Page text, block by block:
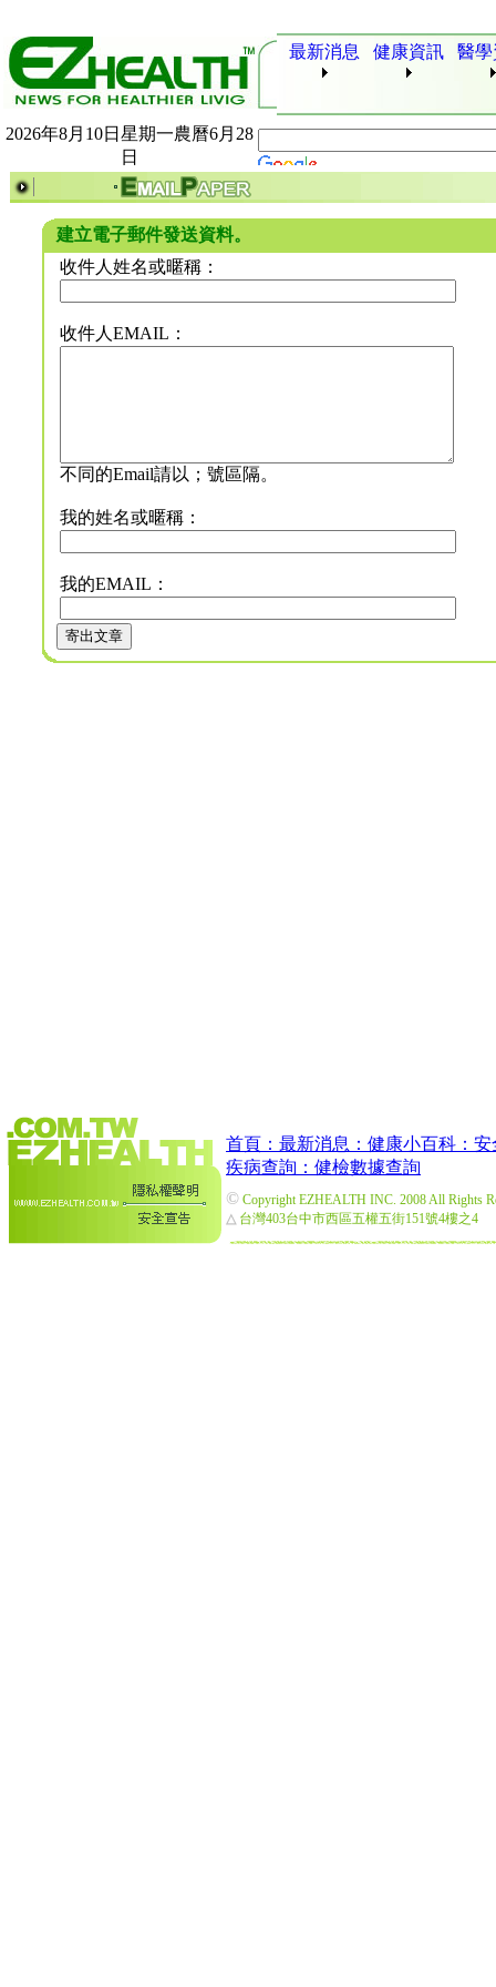
最新消息 健康資訊 醫
2026年8月10日星期一農曆6月28
日
建立電子郵件發送資料。
收件人姓名或暱稱：
收件人EMAIL：
不同的Email請以；號區隔。
我的姓名或暱稱：
我的EMAIL：
首頁： 最新消息： 健康小百科： 安
疾病查詢： 健檢數據查詢
© Copyright EZHEALTH INC. 2008 All Rights
△ 台灣403台中市西區五權五街151號4樓之4